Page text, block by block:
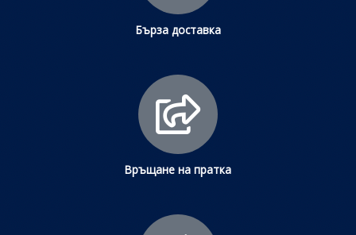
Бърза доставка
Връщане на пратка